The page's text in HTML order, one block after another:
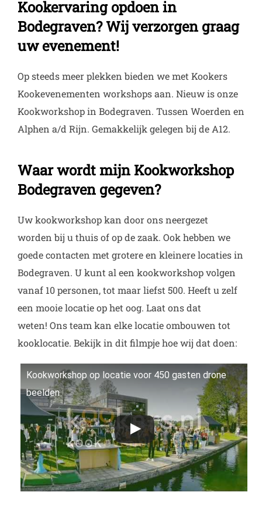
Kookervaring opdoen in
Bodegraven? Wij verzorgen graag
uw evenement!
Op steeds meer plekken bieden we met Kookers
Kookevenementen workshops aan. Nieuw is onze
Kookworkshop in Bodegraven. Tussen Woerden en
Alphen a/d Rijn. Gemakkelijk gelegen bij de A12.
Waar wordt mijn Kookworkshop
Bodegraven gegeven?
Uw kookworkshop kan door ons neergezet
worden bij u thuis of op de zaak. Ook hebben we
goede contacten met grotere en kleinere locaties in
Bodegraven. U kunt al een kookworkshop volgen
vanaf 10 personen, tot maar liefst 500. Heeft u zelf
een mooie locatie op het oog. Laat ons dat
weten! Ons team kan elke locatie ombouwen tot
kooklocatie. Bekijk in dit filmpje hoe wij dat doen:
Kookworkshop op locatie voor 450 gasten drone
beelden